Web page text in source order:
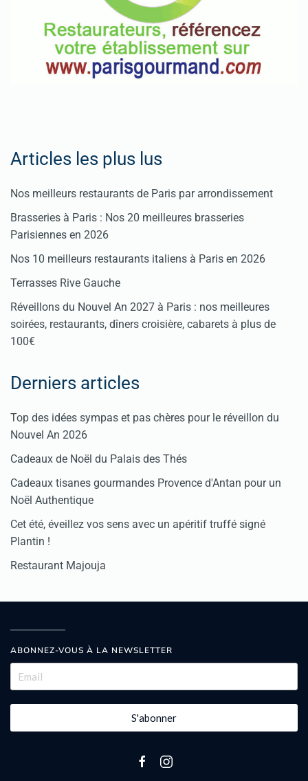
Articles les plus lus
Nos meilleurs restaurants de Paris par arrondissement
Brasseries à Paris : Nos 20 meilleures brasseries
Parisiennes en 2026
Nos 10 meilleurs restaurants italiens à Paris en 2026
Terrasses Rive Gauche
Réveillons du Nouvel An 2027 à Paris : nos meilleures
soirées, restaurants, dîners croisière, cabarets à plus de
100€
Derniers articles
Top des idées sympas et pas chères pour le réveillon du
Nouvel An 2026
Cadeaux de Noël du Palais des Thés
Cadeaux tisanes gourmandes Provence d'Antan pour un
Noël Authentique
Cet été, éveillez vos sens avec un apéritif truffé signé
Plantin !
Restaurant Majouja
ABONNEZ-VOUS À LA NEWSLETTER
S'abonner